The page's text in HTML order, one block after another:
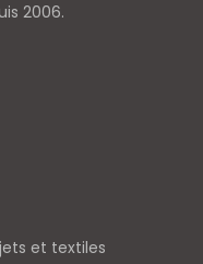
2006.
et textiles